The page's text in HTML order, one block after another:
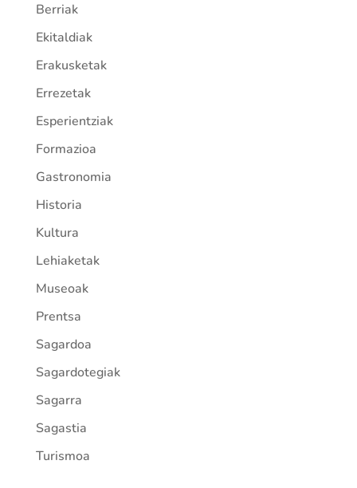
Berriak
Ekitaldiak
Erakusketak
Errezetak
Esperientziak
Formazioa
Gastronomia
Historia
Kultura
Lehiaketak
Museoak
Prentsa
Sagardoa
Sagardotegiak
Sagarra
Sagastia
Turismoa